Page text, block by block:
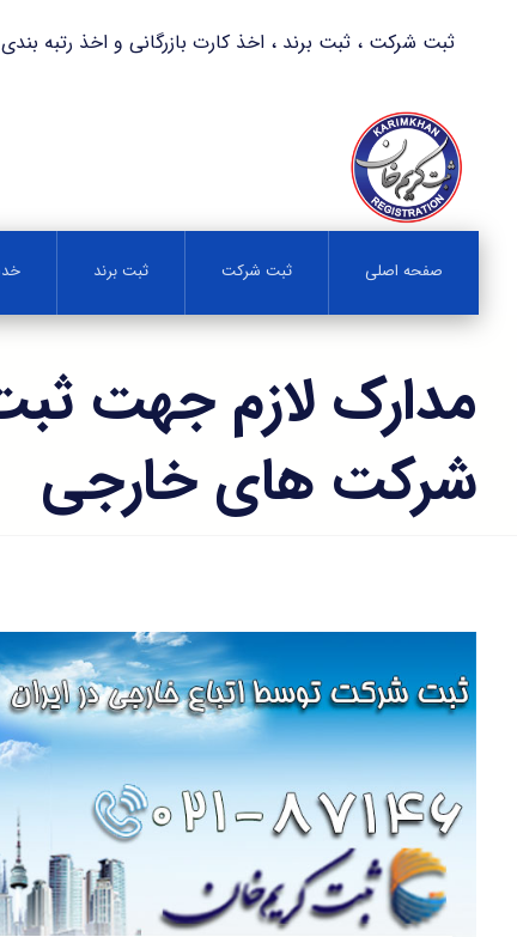
ثبت شرکت ، ثبت برند ، اخذ کارت بازرگانی و اخذ رتبه بندی در کمترین
صفحه اصلی ثبت شرکت ثبت برند
مدارک لازم جهت
شرکت های خارجی